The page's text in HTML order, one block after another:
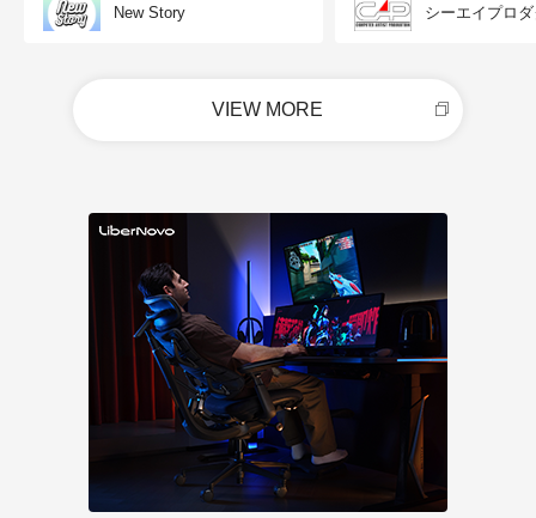
New Story シーエイプロ
VIEW MORE